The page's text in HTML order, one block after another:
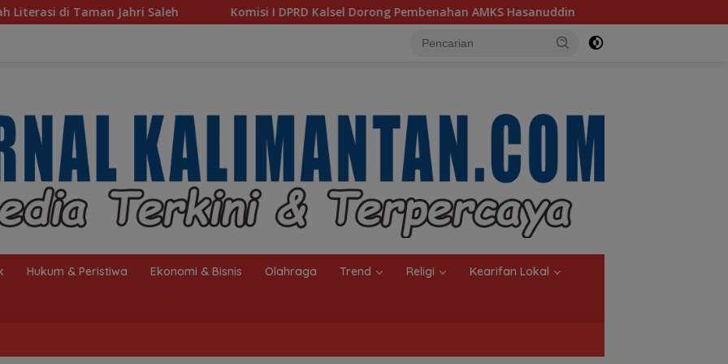
Saleh Komisi I DPRD Kalsel Dorong Pembenahan AMKS Hasanuddin Ketua TP PKK Kalsel, Dorong Kreasi
Hukum & Peristiwa Ekonomi & Bisnis Olahraga Trend Religi Kearifan Lokal